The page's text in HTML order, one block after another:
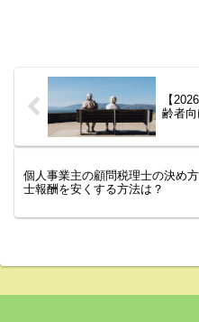
【
齢者
個人事業主の顧問税理士の決め
士報酬を安くする方法は？